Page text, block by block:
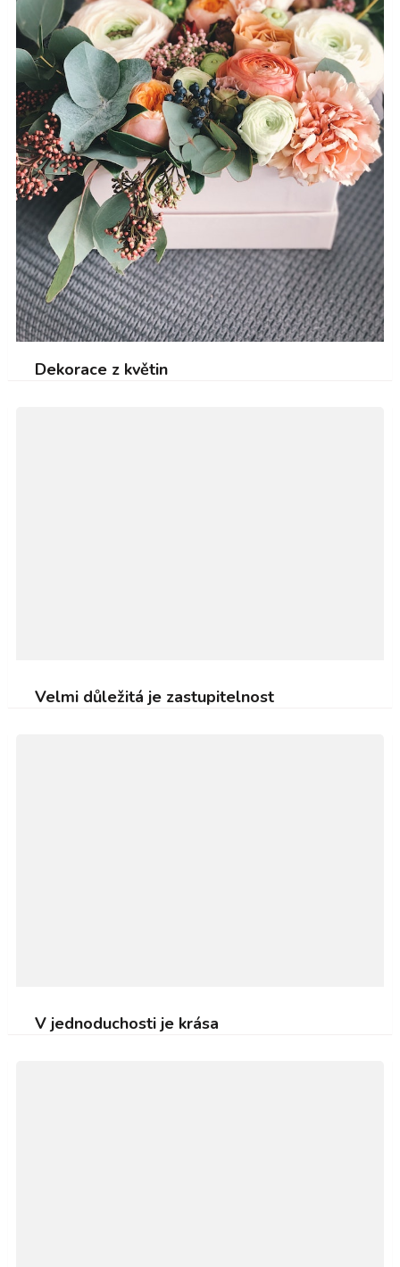
Dekorace z květin
Velmi důležitá je zastupitelnost
V jednoduchosti je krása